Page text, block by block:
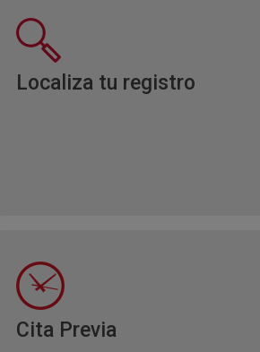
Localiza tu registro
Cita Previa